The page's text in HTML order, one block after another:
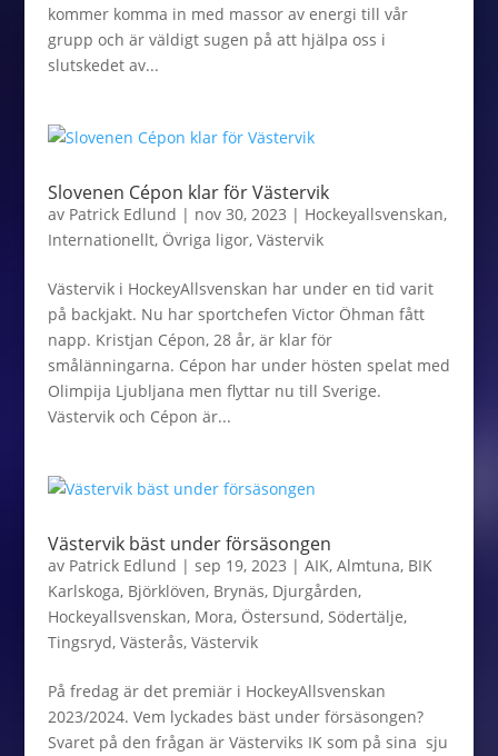
kommer komma in med massor av energi till vår
grupp och är väldigt sugen på att hjälpa oss i
slutskedet av...
Slovenen Cépon klar för Västervik
av Patrick Edlund | nov 30, 2023 | Hockeyallsvenskan,
Internationellt, Övriga ligor, Västervik
Västervik i HockeyAllsvenskan har under en tid varit
på backjakt. Nu har sportchefen Victor Öhman fått
napp. Kristjan Cépon, 28 år, är klar för
smålänningarna. Cépon har under hösten spelat med
Olimpija Ljubljana men flyttar nu till Sverige.
Västervik och Cépon är...
Västervik bäst under försäsongen
av Patrick Edlund | sep 19, 2023 | AIK, Almtuna, BIK
Karlskoga, Björklöven, Brynäs, Djurgården,
Hockeyallsvenskan, Mora, Östersund, Södertälje,
Tingsryd, Västerås, Västervik
På fredag är det premiär i HockeyAllsvenskan
2023/2024. Vem lyckades bäst under försäsongen?
Svaret på den frågan är Västerviks IK som på sina sju